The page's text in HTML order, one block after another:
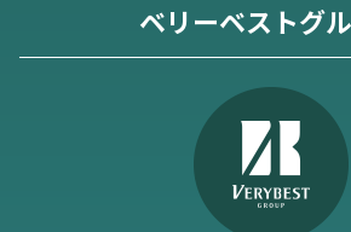
ベリーベストグ